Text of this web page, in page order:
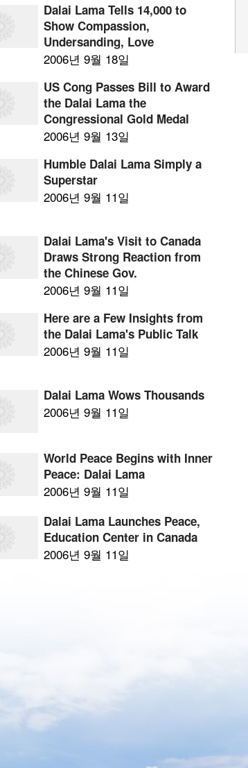
Dalai Lama Tells 14,000 to
Show Compassion,
Undersanding, Love
2006년 9월 18일
US Cong Passes Bill to Award
the Dalai Lama the
Congressional Gold Medal
2006년 9월 13일
Humble Dalai Lama Simply a
Superstar
2006년 9월 11일
Dalai Lama's Visit to Canada
Draws Strong Reaction from
the Chinese Gov.
2006년 9월 11일
Here are a Few Insights from
the Dalai Lama's Public Talk
2006년 9월 11일
Dalai Lama Wows Thousands
2006년 9월 11일
World Peace Begins with Inner
Peace: Dalai Lama
2006년 9월 11일
Dalai Lama Launches Peace,
Education Center in Canada
2006년 9월 11일